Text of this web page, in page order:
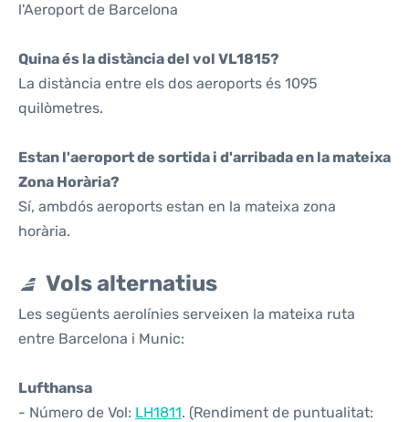
l'Aeroport de Barcelona
Quina és la distància del vol VL1815?
La distància entre els dos aeroports és 1095
quilòmetres.
Estan l'aeroport de sortida i d'arribada en la mateixa
Zona Horària?
Sí, ambdós aeroports estan en la mateixa zona
horària.
Vols alternatius
Les següents aerolínies serveixen la mateixa ruta
entre Barcelona i Munic:
Lufthansa
- Número de Vol: LH1811. (Rendiment de puntualitat: